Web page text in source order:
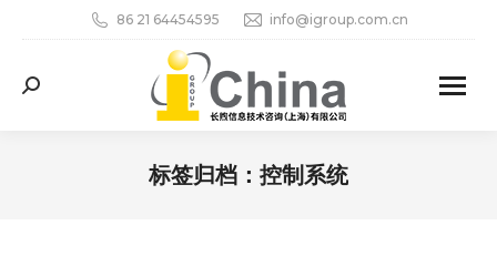
86 21 64454595 info@igroup.com.cn
Search:
标签归档： 控制系统